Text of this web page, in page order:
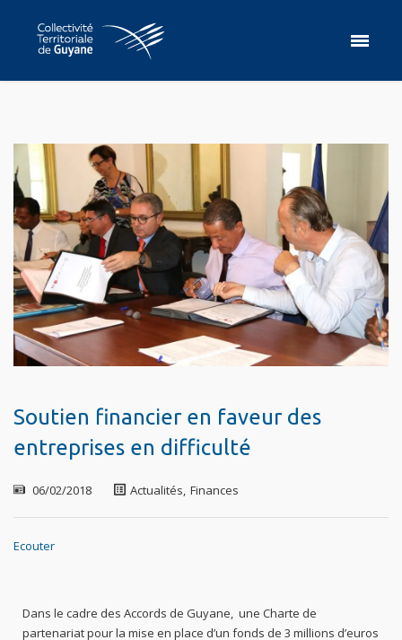
Soutien financier en faveur des
entreprises en difficulté
06/02/2018 Actualités, Finances
Ecouter
Dans le cadre des Accords de Guyane, une Charte de
partenariat pour la mise en place d’un fonds de 3 millions d’euros